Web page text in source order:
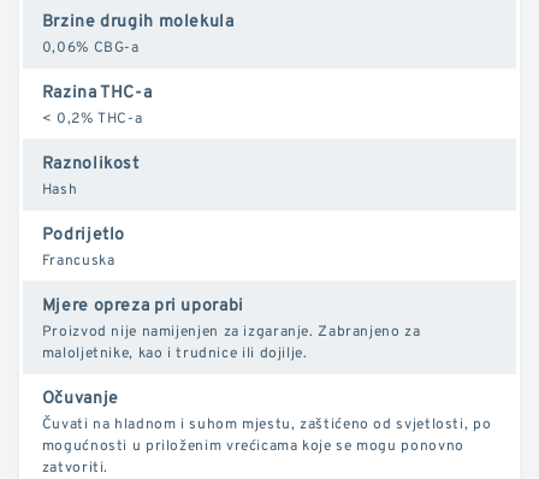
Brzine drugih molekula
0,06% CBG-a
Razina THC-a
< 0,2% THC-a
Raznolikost
Hash
Podrijetlo
Francuska
Mjere opreza pri uporabi
Proizvod nije namijenjen za izgaranje. Zabranjeno za
maloljetnike, kao i trudnice ili dojilje.
Očuvanje
Čuvati na hladnom i suhom mjestu, zaštićeno od svjetlosti, po
mogućnosti u priloženim vrećicama koje se mogu ponovno
zatvoriti.